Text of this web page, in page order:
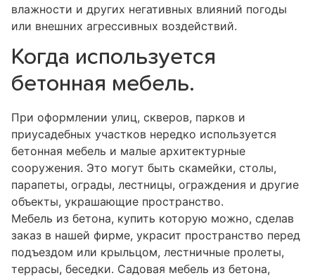
влажности и других негативных влияний погоды
или внешних агрессивных воздействий.
Когда используется
бетонная мебель.
При оформлении улиц, скверов, парков и
приусадебных участков нередко используется
бетонная мебель и малые архитектурные
сооружения. Это могут быть скамейки, столы,
парапеты, ограды, лестницы, ограждения и другие
объекты, украшающие пространство.
Мебель из бетона, купить которую можно, сделав
заказ в нашей фирме, украсит пространство перед
подъездом или крыльцом, лестничные пролеты,
террасы, беседки. Садовая мебель из бетона,